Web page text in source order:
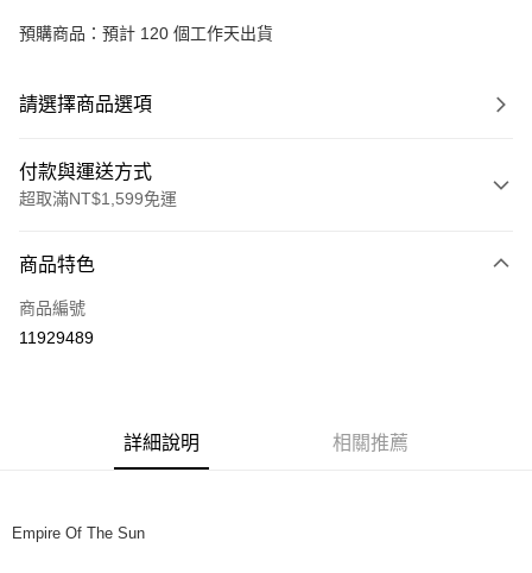
預購商品：預計 120 個工作天出貨
請選擇商品選項
付款與運送方式
超取滿NT$1,599免運
信用卡一次付款
超商取貨付款
相關說明
商品特色
商品編號
11929489
詳細說明 相關推薦
Empire Of The Sun